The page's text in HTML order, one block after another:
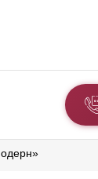
ПО ТИПУ